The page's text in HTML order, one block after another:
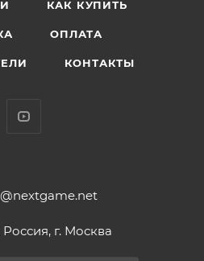
версия
Саске поставил перед
КАК КУПИТЬ
ОПЛАТА
КОНТАКТЫ
Россия, г. Москва